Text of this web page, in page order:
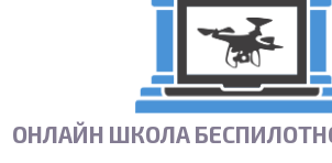
ОНЛАЙН ШКОЛА